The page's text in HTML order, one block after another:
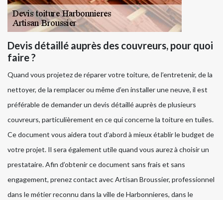
Devis détaillé auprès des couvreurs, pour quoi
faire ?
Quand vous projetez de réparer votre toiture, de l’entretenir, de la
nettoyer, de la remplacer ou même d’en installer une neuve, il est
préférable de demander un devis détaillé auprès de plusieurs
couvreurs, particulièrement en ce qui concerne la toiture en tuiles.
Ce document vous aidera tout d’abord à mieux établir le budget de
votre projet. Il sera également utile quand vous aurez à choisir un
prestataire. Afin d’obtenir ce document sans frais et sans
engagement, prenez contact avec Artisan Broussier, professionnel
dans le métier reconnu dans la ville de Harbonnieres, dans le